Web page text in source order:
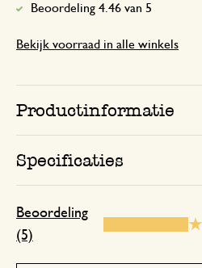
Beoordeling 4.46 van 5
Bekijk voorraad in alle winkels
Productinformatie
Specificaties
Beoordeling
(5)
28 mei 2024
Want
lekker!:-